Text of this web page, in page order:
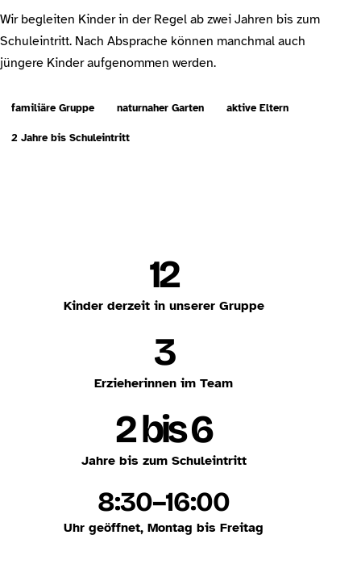
Wir begleiten Kinder in der Regel ab zwei Jahren bis zum
Schuleintritt. Nach Absprache können manchmal auch
jüngere Kinder aufgenommen werden.
familiäre Gruppe naturnaher Garten aktive Eltern
2 Jahre bis Schuleintritt
12
Kinder derzeit in unserer Gruppe
3
Erzieherinnen im Team
2 bis 6
Jahre bis zum Schuleintritt
8:30–16:00
Uhr geöffnet, Montag bis Freitag